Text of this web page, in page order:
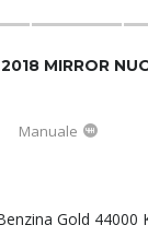
Manuale